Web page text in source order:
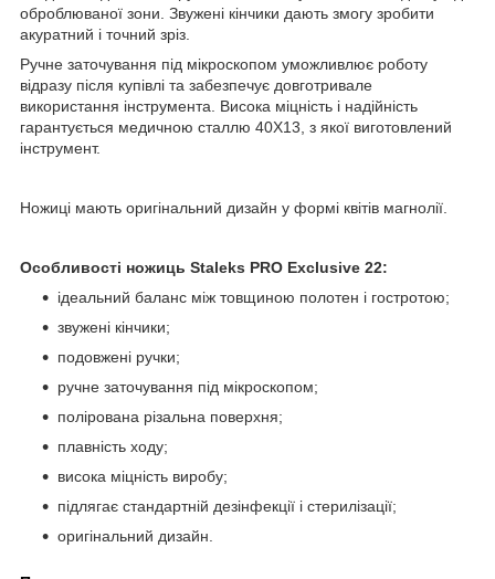
оброблюваної зони. Звужені кінчики дають змогу зробити
акуратний і точний зріз.
Ручне заточування під мікроскопом уможливлює роботу
відразу після купівлі та забезпечує довготривале
використання інструмента. Висока міцність і надійність
гарантується медичною сталлю 40Х13, з якої виготовлений
інструмент.
Ножиці мають оригінальний дизайн у формі квітів магнолії.
Особливості ножиць Staleks PRO Exclusive 22:
ідеальний баланс між товщиною полотен і гостротою;
звужені кінчики;
подовжені ручки;
ручне заточування під мікроскопом;
полірована різальна поверхня;
плавність ходу;
висока міцність виробу;
підлягає стандартній дезінфекції і стерилізації;
оригінальний дизайн.